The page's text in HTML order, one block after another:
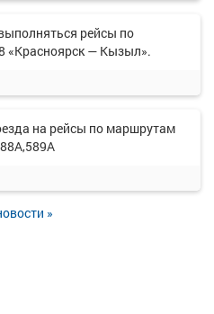
рейсы по
— Кызыл».
на рейсы по маршрутам
»